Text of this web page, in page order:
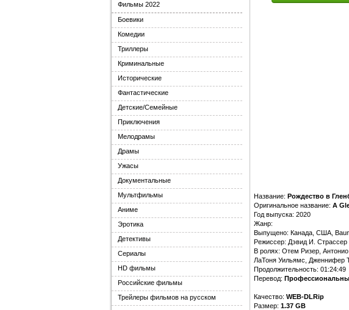
Название: Рождество в
Оригинальное название: A
Год выпуска: 2020
Жанр:
Выпущено: Канада, США,
Режиссер: Дэвид И. Страссер
В ролях: Отем Ризер,
ЛаТоня Уильямс, Дженнифер
Продолжительность: 01:24:49
Перевод:
Качество: WEB-DLRip
Размер: 1.37 GB
Фильмы 2022
Боевики
Комедии
Триллеры
Криминальные
Исторические
Фантастические
Детские/Семейные
Приключения
Мелодрамы
Драмы
Ужасы
Документальные
Мультфильмы
Аниме
Эротика
Детективы
Сериалы
HD фильмы
Российские фильмы
Трейлеры фильмов на русском